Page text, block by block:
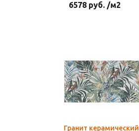
6578 руб. /м2
Гранит керамический